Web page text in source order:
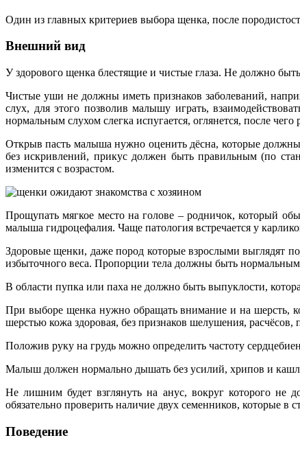
Один из главных критериев выбора щенка, после
Внешний вид
У здорового щенка блестящие и чистые глаза. Не должно
Чистые уши не должны иметь признаков заболеваний,
слух, для этого позволив малышу играть,
нормальным слухом слегка испугается, оглянется, после чего
Открыв пасть малыша нужно оценить дёсна, которые
без искривлений, прикус должен быть правильным (по
изменится с возрастом.
Прощупать мягкое место на голове – родничок, который
малыша гидроцефалия. Чаще патология встречается у
Здоровые щенки, даже пород которые взрослыми выглядят
избыточного веса. Пропорции тела должны быть
В области пупка или паха не должно быть выпуклости,
При выборе щенка нужно обращать внимание и на шерсть,
шерстью кожа здоровая, без признаков шелушения, расчёсов,
Положив руку на грудь можно определить частоту
Малыш должен нормально дышать без усилий, хрипов и
Не лишним будет взглянуть на анус, вокруг которого не
обязательно проверить наличие двух семенников, которые
Поведение